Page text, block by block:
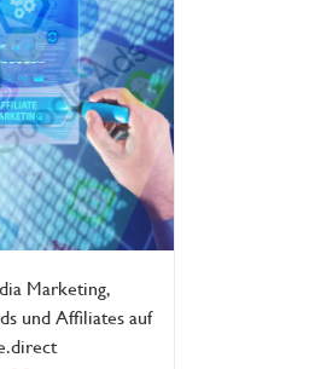
Marketing,
und Affiliates auf